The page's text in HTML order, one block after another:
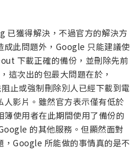
已獲得解決，不過官方的解決方
成此問題外，Google 只能建議使
下載正確的備份，並刪除先前
這次出的包最大問題在於，
止或強制刪除別人已經下載到電
人影片。雖然官方表示僅有低於
使用者在此期間使用了備份的
的其他服務。但顯然面對
，Google 所能做的事情真的是不